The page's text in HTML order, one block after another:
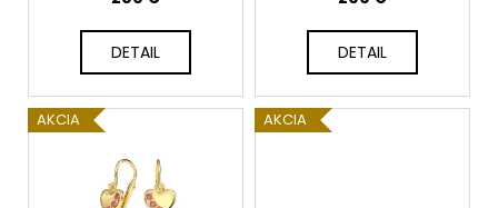
v
DETAIL DETAIL
AKCIA AKCIA